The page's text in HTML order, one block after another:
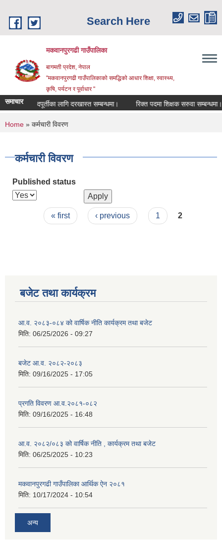
Search Here
मकवानपुरगढी गाउँपालिका
बागमती प्रदेश, नेपाल
"मकवानपुरगढी गाउँपालिकाको समद्धिको आधार शिक्षा, स्‍वास्‍थ्‍य,
कृषि, पर्यटन र पूर्वाधार "
समाचारपदपूर्तीका लागि दरखास्त सम्बन्धमा। रिक्त पदमा शिक्षक सरुवा सम्बन्धमा।
You are here
Home » कर्मचारी विवरण
कर्मचारी विवरण
Published status
Pages« first ‹ previous 1 2
बजेट तथा कार्यक्रम
आ.व. २०८३-०८४ को वार्षिक नीति कार्यक्रम तथा बजेट
मिति: 06/25/2026 - 09:27
बजेट आ.व. २०८२-२०८३
मिति: 09/16/2025 - 17:05
प्रगति विवरण आ.व.२०८१-०८२
मिति: 09/16/2025 - 16:48
आ.व. २०८२/०८३ को वार्षिक नीति , कार्यक्रम तथा बजेट
मिति: 06/25/2025 - 10:23
मकवानपुरगढी गाउँपालिका आर्थिक ‌‌‌ऐन २०८१
मिति: 10/17/2024 - 10:54
अन्य